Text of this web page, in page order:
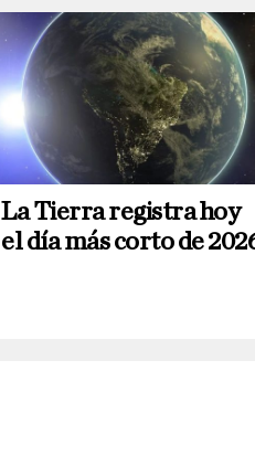
La Tierra registra hoy
el día más corto de